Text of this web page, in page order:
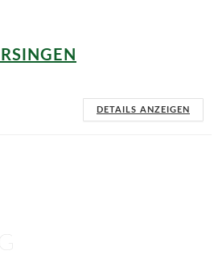
DETAILS ANZEIGEN